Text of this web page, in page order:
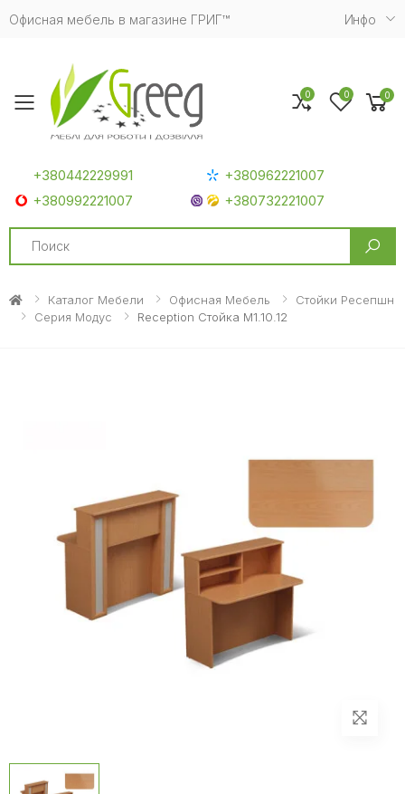
Офисная мебель в магазине ГРИГ™ Инфо
Toggle mobile menu
+380442229991
+380962221007
+380992221007
+380732221007
Search
0 0 0
Каталог Мебели Офисная Мебель
Стойки Ресепшн
Серия Модус
Reception Стойка M1.10.12